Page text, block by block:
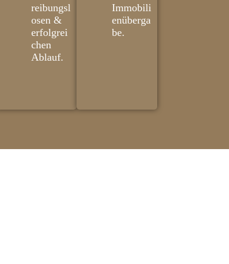
reibungsl
osen &
erfolgrei
chen
Ablauf.
Immobili
enüberga
be.